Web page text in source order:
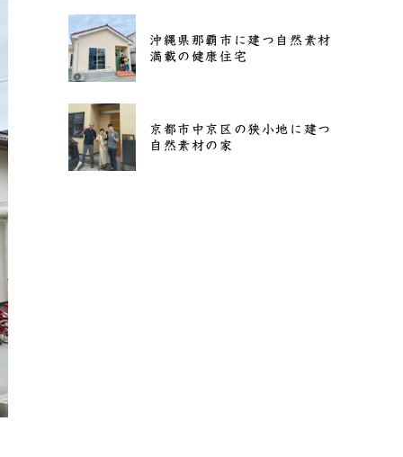
沖縄県那覇市に建つ自然素材
満載の健康住宅
京都市中京区の狭小地に建つ
自然素材の家